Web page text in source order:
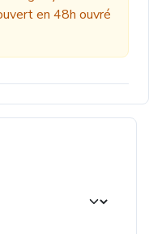
en 48h ouvré